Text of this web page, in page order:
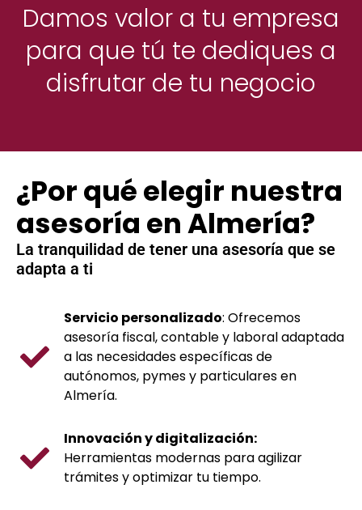
Damos valor a tu empresa
para que tú te dediques a
disfrutar de tu negocio
¿Por qué elegir nuestra
asesoría en Almería?
La tranquilidad de tener una asesoría que se
adapta a ti
Servicio personalizado: Ofrecemos
asesoría fiscal, contable y laboral adaptada
a las necesidades específicas de
autónomos, pymes y particulares en
Almería.
Innovación y digitalización:
Herramientas modernas para agilizar
trámites y optimizar tu tiempo.